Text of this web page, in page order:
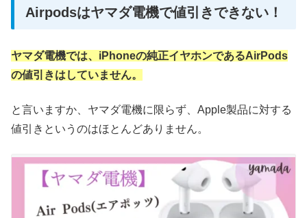
Airpodsはヤマダ電機で値引きできない！
ヤマダ電機では、iPhoneの純正イヤホンであるAirPods
の値引きはしていません。
と言いますか、ヤマダ電機に限らず、Apple製品に対する
値引きというのはほとんどありません。